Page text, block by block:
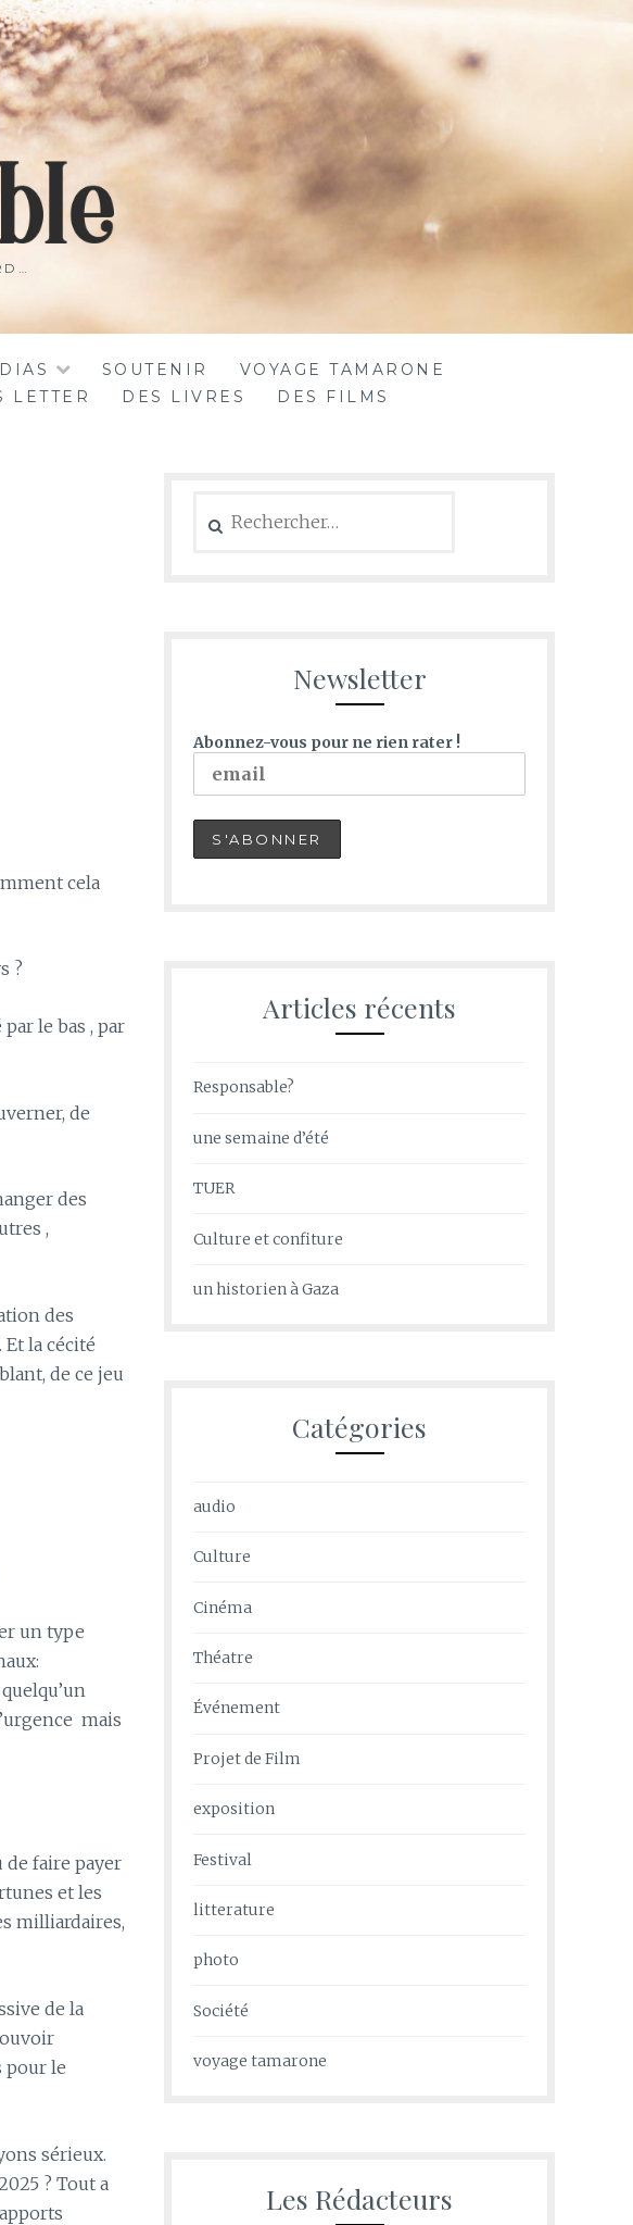
SOUTENIR
VOYAGE TAMARONE
LETTER DES LIVRES DES FILMS
cela
?
le bas , par
de
des
,
des
la cécité
de ce jeu
un type
mais
de faire payer
et les
milliardaires,
de la
pour le
sérieux.
? Tout a
Newsletter
Abonnez-vous pour ne rien rater !
Articles récents
Responsable?
une semaine d’été
TUER
Culture et confiture
un historien à Gaza
Catégories
audio
Culture
Cinéma
Théatre
Événement
Projet de Film
exposition
Festival
litterature
photo
Société
voyage tamarone
Les Rédacteurs